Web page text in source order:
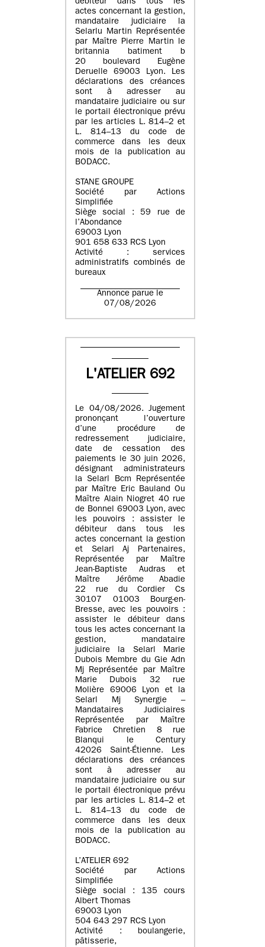
débiteur dans tous les
actes concernant la gestion,
mandataire judiciaire la
Selarlu Martin Représentée
par Maître Pierre Martin le
britannia batiment b
20 boulevard Eugène
Deruelle 69003 Lyon. Les
déclarations des créances
sont à adresser au
mandataire judiciaire ou sur
le portail électronique prévu
par les articles L. 814–2 et
L. 814–13 du code de
commerce dans les deux
mois de la publication au
BODACC.
STANE GROUPE
Société par Actions
Simplifiée
Siège social : 59 rue de
l’Abondance
69003 Lyon
901 658 633 RCS Lyon
Activité : services
administratifs combinés de
bureaux
Annonce parue le
07/08/2026
L'ATELIER 692
Le 04/08/2026. Jugement
prononçant l’ouverture
d’une procédure de
redressement judiciaire,
date de cessation des
paiements le 30 juin 2026,
désignant administrateurs
la Selarl Bcm Représentée
par Maître Eric Bauland Ou
Maître Alain Niogret 40 rue
de Bonnel 69003 Lyon, avec
les pouvoirs : assister le
débiteur dans tous les
actes concernant la gestion
et Selarl Aj Partenaires,
Représentée par Maître
Jean-Baptiste Audras et
Maître Jérôme Abadie
22 rue du Cordier Cs
30107 01003 Bourg-en-
Bresse, avec les pouvoirs :
assister le débiteur dans
tous les actes concernant la
gestion, mandataire
judiciaire la Selarl Marie
Dubois Membre du Gie Adn
Mj Représentée par Maître
Marie Dubois 32 rue
Molière 69006 Lyon et la
Selarl Mj Synergie –
Mandataires Judiciaires
Représentée par Maître
Fabrice Chretien 8 rue
Blanqui le Century
42026 Saint-Étienne. Les
déclarations des créances
sont à adresser au
mandataire judiciaire ou sur
le portail électronique prévu
par les articles L. 814–2 et
L. 814–13 du code de
commerce dans les deux
mois de la publication au
BODACC.
L’ATELIER 692
Société par Actions
Simplifiée
Siège social : 135 cours
Albert Thomas
69003 Lyon
504 643 297 RCS Lyon
Activité : boulangerie,
pâtisserie,